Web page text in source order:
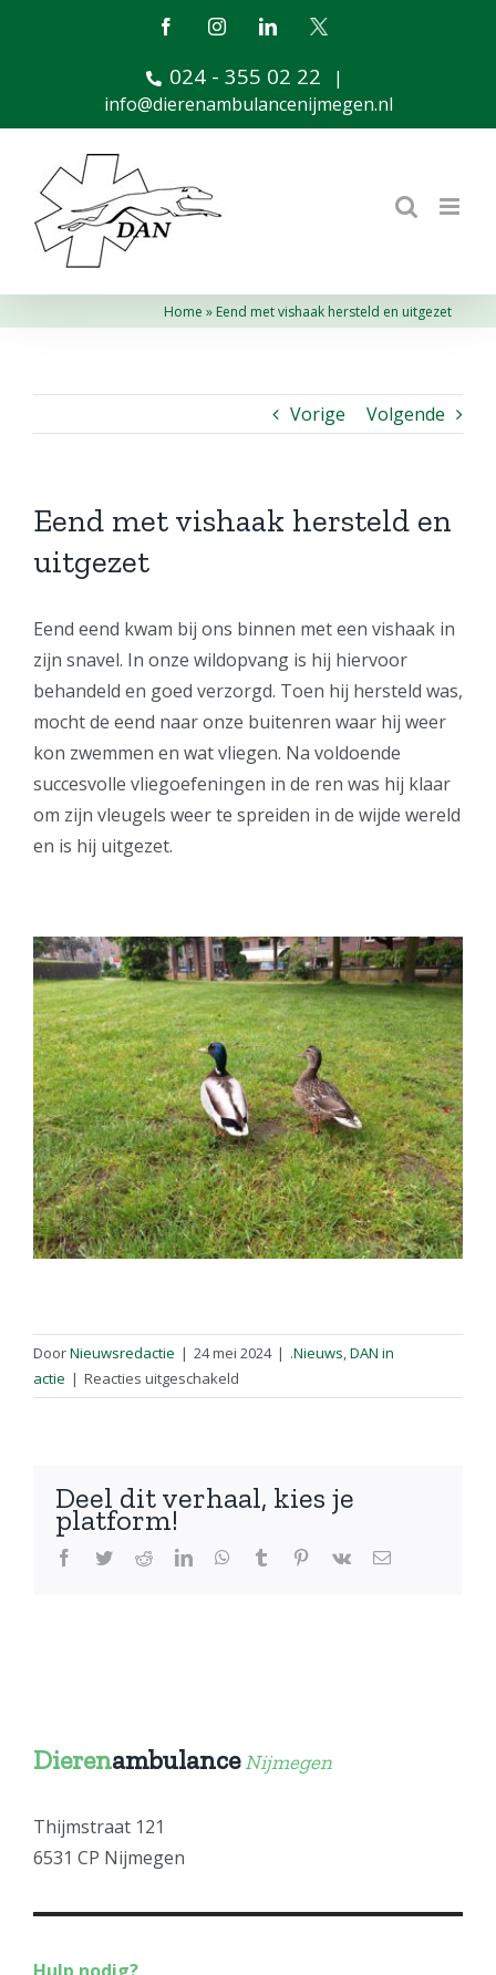
FacebookInstagramLinkedIn
X
024 - 355 02 22
|
info@dierenambulancenijmegen.nl
Home » Eend met vishaak hersteld en uitgezet
Vorige Volgende
Eend met vishaak hersteld en
uitgezet
Eend eend kwam bij ons binnen met een vishaak in
zijn snavel. In onze wildopvang is hij hiervoor
behandeld en goed verzorgd. Toen hij hersteld was,
mocht de eend naar onze buitenren waar hij weer
kon zwemmen en wat vliegen. Na voldoende
succesvolle vliegoefeningen in de ren was hij klaar
om zijn vleugels weer te spreiden in de wijde wereld
en is hij uitgezet.
DoorNieuwsredactie | 24 mei 2024 | .Nieuws,DAN in
actie | Reacties uitgeschakeld
Eend
en
Deel dit verhaal, kies je
platform!
Facebook
TwitterRedditLinkedInWhatsApp
Tumblr Pinterest
Vk
E-
Dierenambulance Nijmegen
Thijmstraat 121
6531 CP Nijmegen